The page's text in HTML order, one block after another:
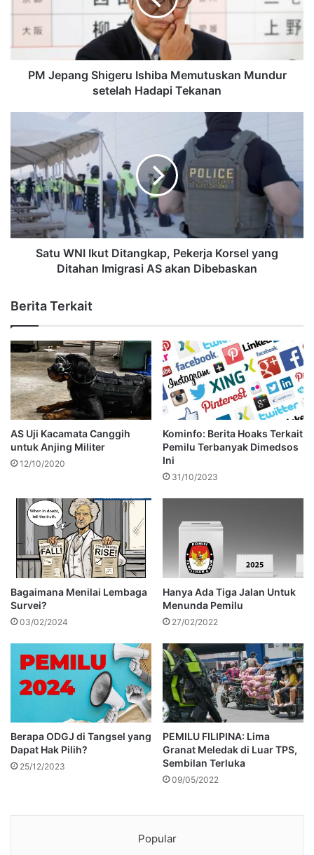
PM Jepang Shigeru Ishiba Memutuskan Mundur
setelah Hadapi Tekanan
Satu WNI Ikut Ditangkap, Pekerja Korsel yang
Ditahan Imigrasi AS akan Dibebaskan
Berita Terkait
AS Uji Kacamata Canggih
untuk Anjing Militer
12/10/2020
Kominfo: Berita Hoaks Terkait
Pemilu Terbanyak Dimedsos
Ini
31/10/2023
Bagaimana Menilai Lembaga
Survei?
03/02/2024
Hanya Ada Tiga Jalan Untuk
Menunda Pemilu
27/02/2022
Berapa ODGJ di Tangsel yang
Dapat Hak Pilih?
25/12/2023
PEMILU FILIPINA: Lima
Granat Meledak di Luar TPS,
Sembilan Terluka
09/05/2022
Popular